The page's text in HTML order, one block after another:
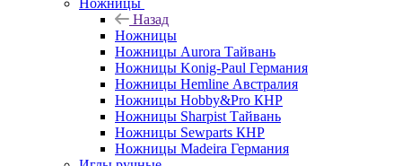
Ножницы
Назад
Ножницы
Ножницы Aurora Тайвань
Ножницы Konig-Paul Германия
Ножницы Hemline Австралия
Ножницы Hobby&Pro КНР
Ножницы Sharpist Тайвань
Ножницы Sewparts КНР
Ножницы Madeira Германия